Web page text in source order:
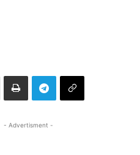
- Advertisment -